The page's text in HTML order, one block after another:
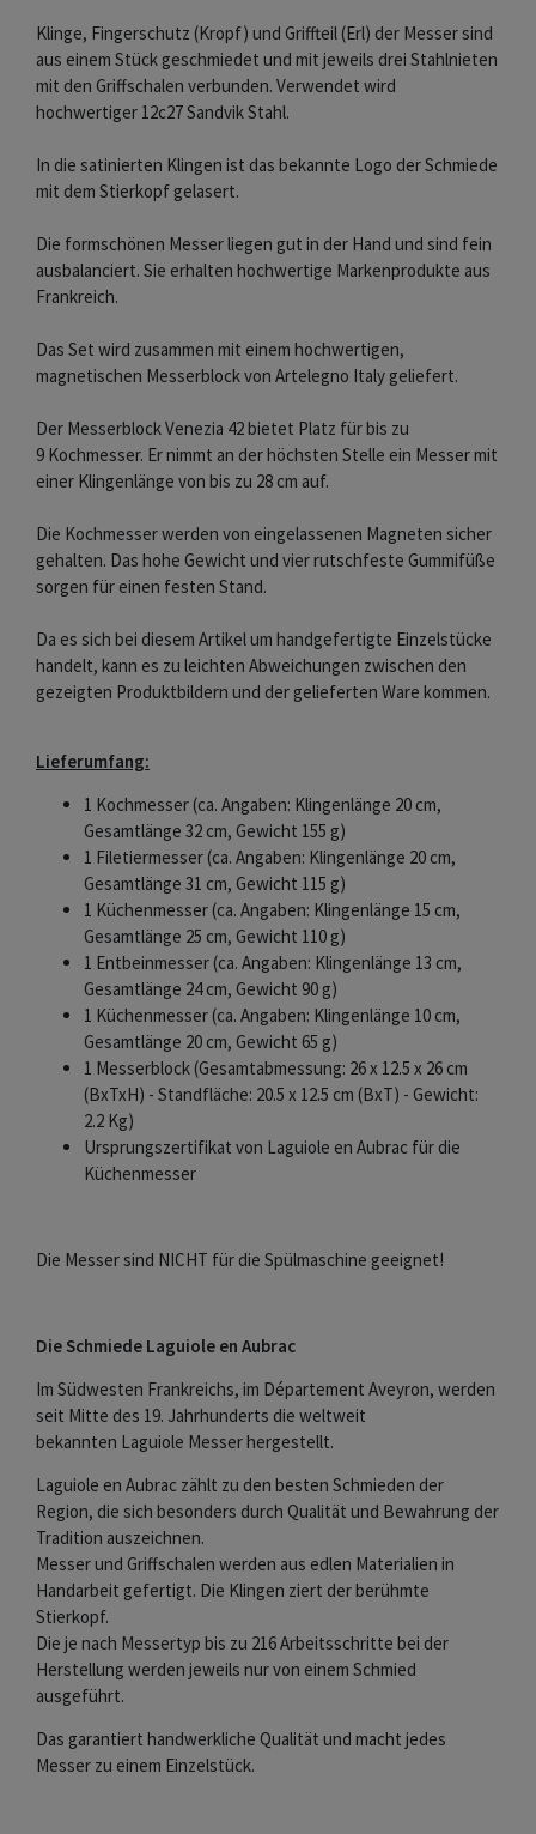
Klinge, Fingerschutz (Kropf) und Griffteil (Erl) der Messer sind
aus einem Stück geschmiedet und mit jeweils drei Stahlnieten
mit den Griffschalen verbunden. Verwendet wird
hochwertiger 12c27 Sandvik Stahl.
In die satinierten Klingen ist das bekannte Logo der Schmiede
mit dem Stierkopf gelasert.
Die formschönen Messer liegen gut in der Hand und sind fein
ausbalanciert. Sie erhalten hochwertige Markenprodukte aus
Frankreich.
Das Set wird zusammen mit einem hochwertigen,
magnetischen Messerblock von Artelegno Italy geliefert.
Der Messerblock Venezia 42 bietet Platz für bis zu
9 Kochmesser. Er nimmt an der höchsten Stelle ein Messer mit
einer Klingenlänge von bis zu 28 cm auf.
Die Kochmesser werden von eingelassenen Magneten sicher
gehalten. Das hohe Gewicht und vier rutschfeste Gummifüße
sorgen für einen festen Stand.
Da es sich bei diesem Artikel um handgefertigte Einzelstücke
handelt, kann es zu leichten Abweichungen zwischen den
gezeigten Produktbildern und der gelieferten Ware kommen.
Lieferumfang:
1 Kochmesser (ca. Angaben: Klingenlänge 20 cm,
Gesamtlänge 32 cm, Gewicht 155 g)
1 Filetiermesser (ca. Angaben: Klingenlänge 20 cm,
Gesamtlänge 31 cm, Gewicht 115 g)
1 Küchenmesser (ca. Angaben: Klingenlänge 15 cm,
Gesamtlänge 25 cm, Gewicht 110 g)
1 Entbeinmesser (ca. Angaben: Klingenlänge 13 cm,
Gesamtlänge 24 cm, Gewicht 90 g)
1 Küchenmesser (ca. Angaben: Klingenlänge 10 cm,
Gesamtlänge 20 cm, Gewicht 65 g)
1 Messerblock (Gesamtabmessung: 26 x 12.5 x 26 cm
(BxTxH) - Standfläche: 20.5 x 12.5 cm (BxT) - Gewicht:
2.2 Kg)
Ursprungszertifikat von Laguiole en Aubrac für die
Küchenmesser
Die Messer sind NICHT für die Spülmaschine geeignet!
Die Schmiede Laguiole en Aubrac
Im Südwesten Frankreichs, im Département Aveyron, werden
seit Mitte des 19. Jahrhunderts die weltweit
bekannten Laguiole Messer hergestellt.
Laguiole en Aubrac zählt zu den besten Schmieden der
Region, die sich besonders durch Qualität und Bewahrung der
Tradition auszeichnen.
Messer und Griffschalen werden aus edlen Materialien in
Handarbeit gefertigt. Die Klingen ziert der berühmte
Stierkopf.
Die je nach Messertyp bis zu 216 Arbeitsschritte bei der
Herstellung werden jeweils nur von einem Schmied
ausgeführt.
Das garantiert handwerkliche Qualität und macht jedes
Messer zu einem Einzelstück.